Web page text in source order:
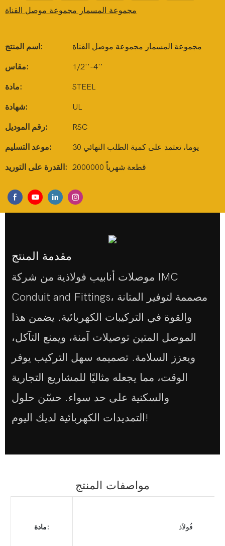
مجموعة المسمار مجموعة موصل القناة
اسم المنتج: مجموعة المسمار مجموعة موصل القناة
مقاس: 1/2''-4''
مادة: STEEL
شهادة: UL
رقم الموديل: RSC
موعد التسليم: 30 يوما، تعتمد على كمية الطلب النهائي
القدرة على التوريد: 2000000 قطعة شهرياً
مقدمة المنتج
موصلات أنابيب فولاذية من شركة IMC
Conduit and Fittings، مصممة لتوفير المتانة
والقوة في التركيبات الكهربائية. يضمن هذا
الموصل المتين توصيلات آمنة، ويمنع التآكل،
ويعزز السلامة. تصميمه سهل التركيب يوفر
الوقت، مما يجعله مثاليًا للمشاريع التجارية
والسكنية على حد سواء. حسّن حلول
التمديدات الكهربائية لديك اليوم!
مواصفات المنتج
مادة: فُولاَذ